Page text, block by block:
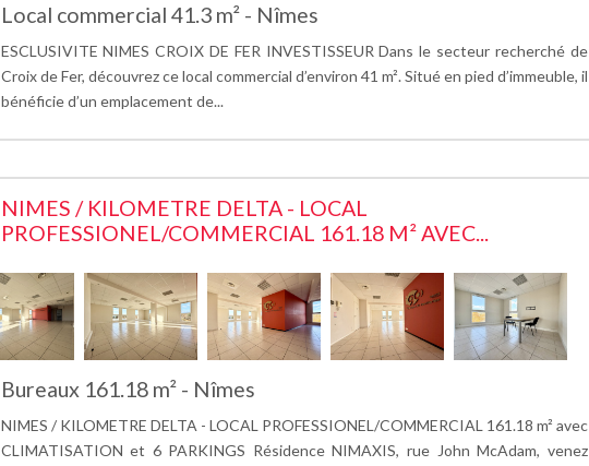
Local commercial 41.3 m² - Nîmes
ESCLUSIVITE NIMES CROIX DE FER INVESTISSEUR Dans le secteur recherché de
Croix de Fer, découvrez ce local commercial d’environ 41 m². Situé en pied d’immeuble, il
bénéficie d’un emplacement de...
NIMES / KILOMETRE DELTA - LOCAL
PROFESSIONEL/COMMERCIAL 161.18 M² AVEC...
Bureaux 161.18 m² - Nîmes
NIMES / KILOMETRE DELTA - LOCAL PROFESSIONEL/COMMERCIAL 161.18 m² avec
CLIMATISATION et 6 PARKINGS Résidence NIMAXIS, rue John McAdam, venez